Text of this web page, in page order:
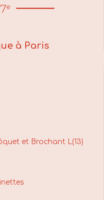
à Paris
et Brochant L(13)